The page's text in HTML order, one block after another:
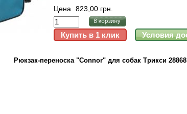
Цена 823,00 грн.
Рюкзак-переноска "Connor" для собак Трикси 28868